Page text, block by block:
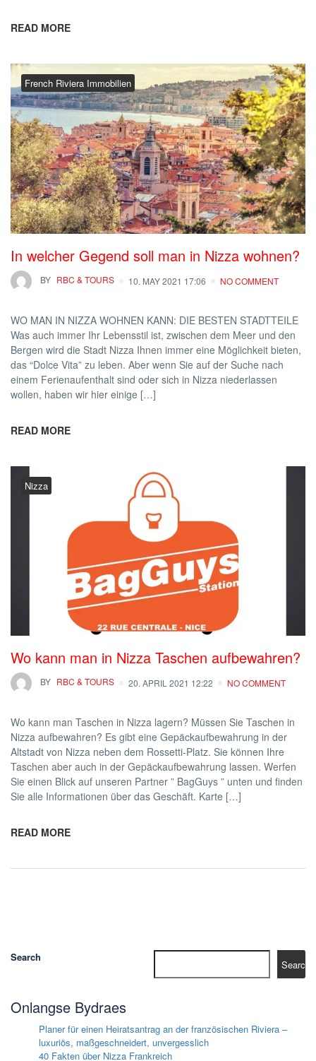
READ MORE
French Riviera Immobilien
In welcher Gegend soll man in Nizza wohnen?
BY RBC & TOURS 10. MAY 2021 17:06 NO COMMENT
WO MAN IN NIZZA WOHNEN KANN: DIE BESTEN STADTTEILE
Was auch immer Ihr Lebensstil ist, zwischen dem Meer und den
Bergen wird die Stadt Nizza Ihnen immer eine Möglichkeit bieten,
das “Dolce Vita” zu leben. Aber wenn Sie auf der Suche nach
einem Ferienaufenthalt sind oder sich in Nizza niederlassen
wollen, haben wir hier einige […]
READ MORE
Nizza
Wo kann man in Nizza Taschen aufbewahren?
BY RBC & TOURS 20. APRIL 2021 12:22 NO COMMENT
Wo kann man Taschen in Nizza lagern? Müssen Sie Taschen in
Nizza aufbewahren? Es gibt eine Gepäckaufbewahrung in der
Altstadt von Nizza neben dem Rossetti-Platz. Sie können Ihre
Taschen aber auch in der Gepäckaufbewahrung lassen. Werfen
Sie einen Blick auf unseren Partner ” BagGuys ” unten und finden
Sie alle Informationen über das Geschäft. Karte […]
READ MORE
Search
Search
Onlangse Bydraes
Planer für einen Heiratsantrag an der französischen Riviera –
luxuriös, maßgeschneidert, unvergesslich
40 Fakten über Nizza Frankreich